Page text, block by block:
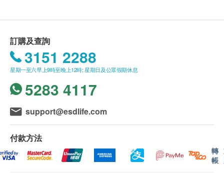
態，增強滲透力，迅速為關節軟骨、關節液、韌帶和肌
腱等組織補給。
‧高效吸收︰ 腸溶性膠囊設計令有效成分直達小腸溶解
及吸收，成就最佳護理效果。
以下地區不提供送貨服務:
打鼓嶺, 離島(大嶼山 (包括愉景灣), 南丫島, 長洲, 坪洲,
大澳, 梅窩, 昂平), 馬灣, 沙頭角, 落馬洲, 皇崗, 流浮山,
龍鼓灘, 踏石角, 機場。"
2. 訂單確認後將於3-5個工作天內送達指定送貨地
址。送貨日期及地址一經確認後將無法更改，否則將會
引致嚴重送貨延誤，顧客亦須自行繳付因更改送貨日期
及地址而引起之全數費用。
3. 不排除運送時間會因節日而有所影響。當八號烈
風訊號懸掛或黑色暴雨警告生效時，送貨服務時間將會
延遲。
4. 所有訂單須視乎相關貨品的供應情況再作最後確
訂購及查詢
3151 2288
星期一至六早上9時至晚上12時; 星期日及公眾假期休息
5283 4117
support@esdlife.com
付款方法
轉
帳